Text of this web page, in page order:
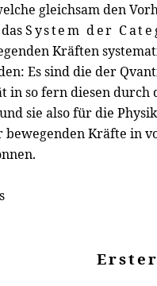
gleichsam den
System der
Kräften
Es sind die der
in so fern diesen durch
sie also für die
bewegenden Kräfte in